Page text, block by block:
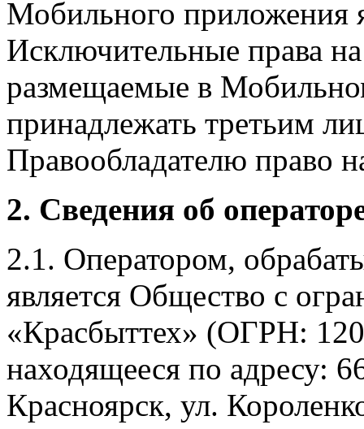
Мобильного приложения
Исключительные права
размещаемые в
принадлежать третьим
Правообладателю право
2. Сведения об
2.1. Оператором,
является Общество с
«Красбыттех» (ОГРН:
находящееся по адресу:
Красноярск, ул.